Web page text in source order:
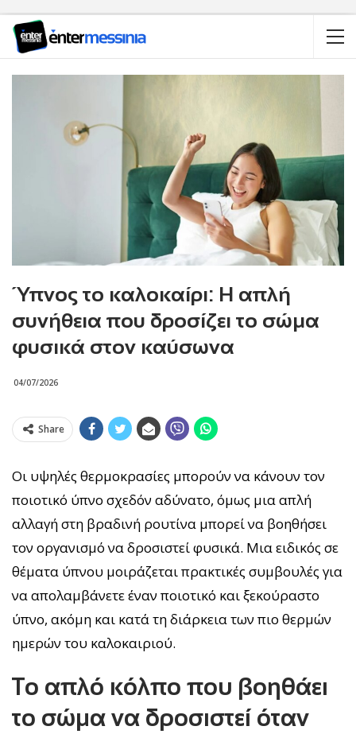
Ύπνος το καλοκαίρι: Η απλή
συνήθεια που δροσίζει το σώμα
φυσικά στον καύσωνα
04/07/2026
Share
Οι υψηλές θερμοκρασίες μπορούν να κάνουν τον
ποιοτικό ύπνο σχεδόν αδύνατο, όμως μια απλή
αλλαγή στη βραδινή ρουτίνα μπορεί να βοηθήσει
τον οργανισμό να δροσιστεί φυσικά. Μια ειδικός σε
θέματα ύπνου μοιράζεται πρακτικές συμβουλές για
να απολαμβάνετε έναν ποιοτικό και ξεκούραστο
ύπνο, ακόμη και κατά τη διάρκεια των πιο θερμών
ημερών του καλοκαιριού.
Το απλό κόλπο που βοηθάει
το σώμα να δροσιστεί όταν